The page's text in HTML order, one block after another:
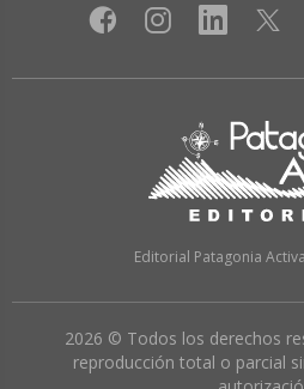
Editorial Patagonia
2026 © Todos los derechos
reproducción total o parcial